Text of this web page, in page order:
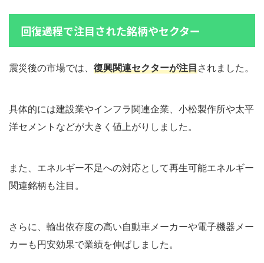
回復過程で注目された銘柄やセクター
震災後の市場では、 復興関連セクターが注目されました。
具体的には建設業やインフラ関連企業、小松製作所や太平
洋セメントなどが大きく値上がりしました。
また、エネルギー不足への対応として再生可能エネルギー
関連銘柄も注目。
さらに、輸出依存度の高い自動車メーカーや電子機器メー
カーも円安効果で業績を伸ばしました。